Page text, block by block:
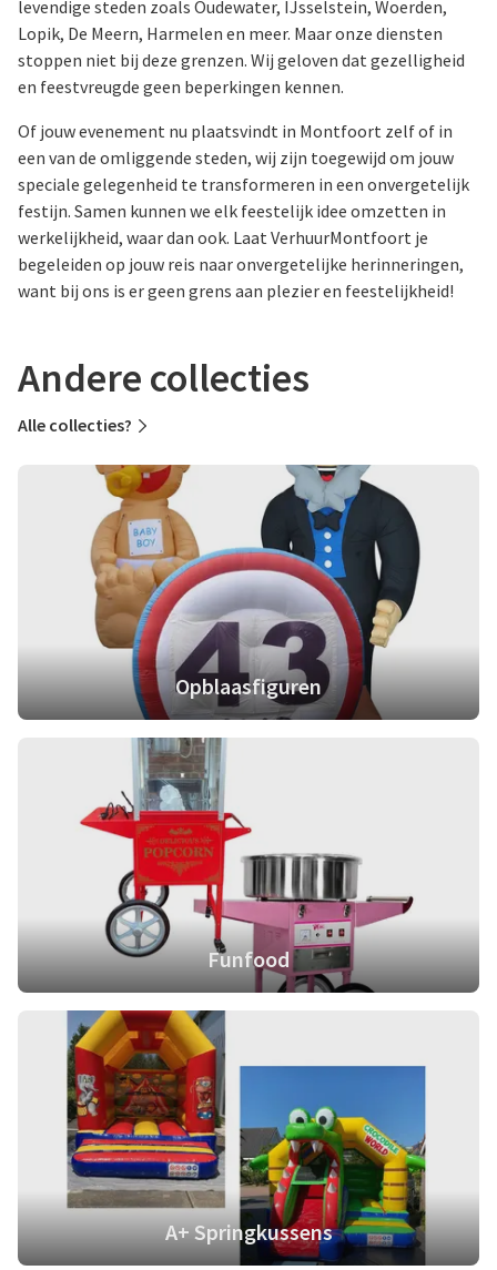
levendige steden zoals Oudewater, IJsselstein, Woerden,
Lopik, De Meern, Harmelen en meer. Maar onze diensten
stoppen niet bij deze grenzen. Wij geloven dat gezelligheid
en feestvreugde geen beperkingen kennen.
Of jouw evenement nu plaatsvindt in Montfoort zelf of in
een van de omliggende steden, wij zijn toegewijd om jouw
speciale gelegenheid te transformeren in een onvergetelijk
festijn. Samen kunnen we elk feestelijk idee omzetten in
werkelijkheid, waar dan ook. Laat VerhuurMontfoort je
begeleiden op jouw reis naar onvergetelijke herinneringen,
want bij ons is er geen grens aan plezier en feestelijkheid!
Andere collecties
Alle collecties?
Opblaasfiguren
Funfood
A+ Springkussens